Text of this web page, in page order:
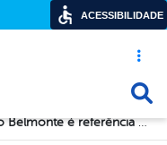
Acesso
“A Saúde de São José do Belmonte é referência em Pernambuco”, diz Romonilson
ACESSIBILIDADE